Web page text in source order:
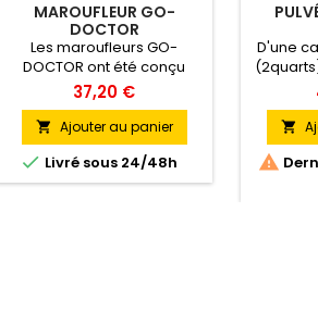
MAROUFLEUR GO-
DOCTOR
Les maroufleurs GO-
DOCTOR ont été conçu
pour un meilleur confort
d’utilisation et une efficacité
optimale. Le manche à
structure en « I » permet
une préhension parfaite.
37,20 €
 Ajouter au panier
 Livré sous 24/48h
D'une
est
robuste

